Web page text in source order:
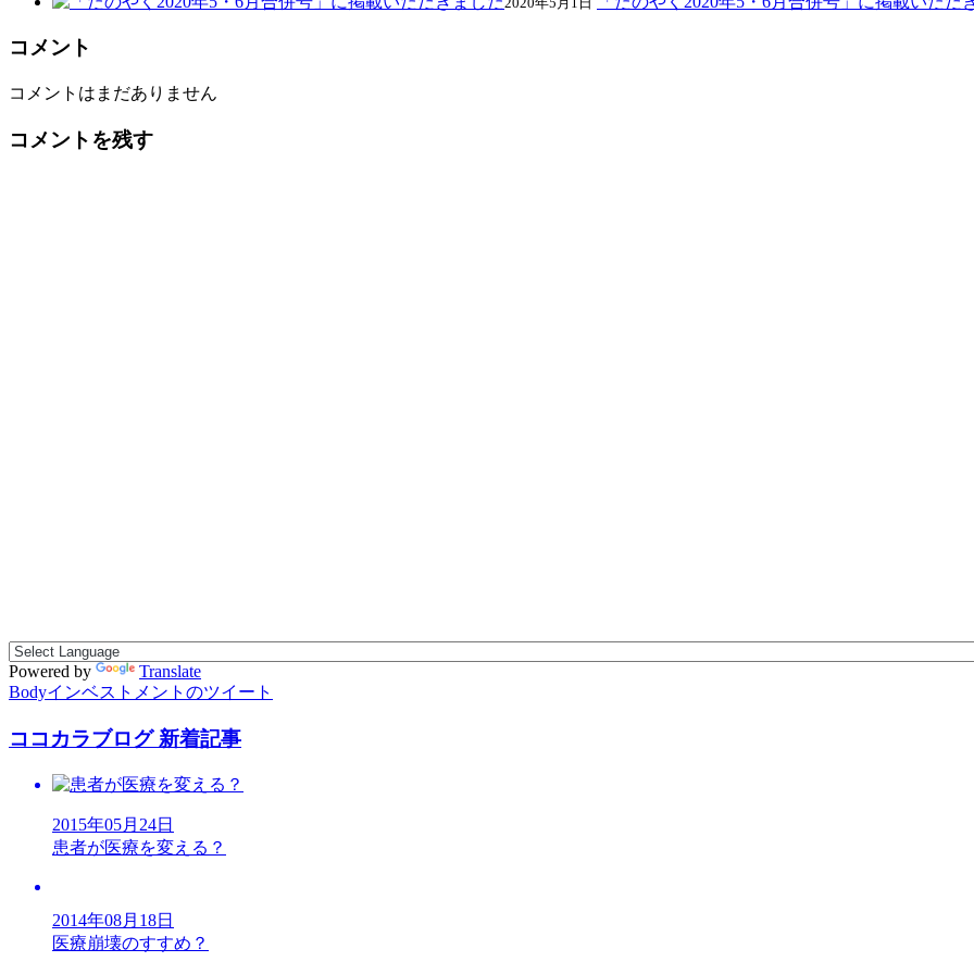
コメント
コメントはまだありません
コメントを残す
Powered by
Translate
Bodyインベストメントのツイート
ココカラブログ 新着記事
2015年05月24日
患者が医療を変える？
2014年08月18日
医療崩壊のすすめ？